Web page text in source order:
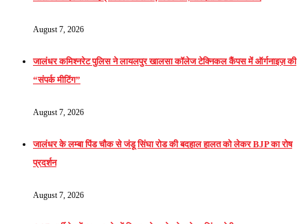
August 7, 2026
जालंधर कमिश्नरेट पुलिस ने लायलपुर खालसा कॉलेज टेक्निकल कैंपस में ऑर्गनाइज़ की
“संपर्क मीटिंग”
August 7, 2026
जालंधर के लम्बा पिंड चौक से जंडू सिंघा रोड की बदहाल हालत को लेकर BJP का रोष
प्रदर्शन
August 7, 2026